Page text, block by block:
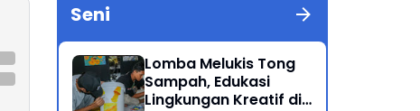
Seni
Lomba Melukis Tong
Sampah, Edukasi
Lingkungan Kreatif di